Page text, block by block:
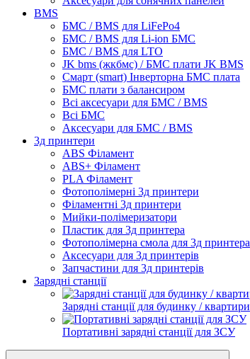
BMS
БМС / BMS для LiFePo4
БМС / BMS для Li-ion БМС
БМС / BMS для LTO
JK bms (жкбмс) / БМС плати JK BMS
Смарт (smart) Інверторна БМС плата
БМС плати з балансиром
Всі аксесуари для БМС / BMS
Всі БМС
Аксесуари для БМС / BMS
3д принтери
ABS Філамент
ABS+ Філамент
PLA Філамент
Фотополімерні 3д принтери
Філаментні 3д принтери
Мийки-полімеризатори
Пластик для 3д принтера
Фотополімерна смола для 3д принтера
Аксесуари для 3д принтерів
Запчастини для 3д принтерів
Зарядні станції
Зарядні станції для будинку / квартири
Портативні зарядні станції для ЗСУ